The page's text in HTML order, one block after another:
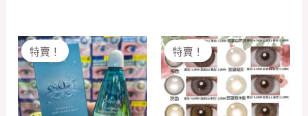
特賣！
Original
price
was:
$35.00.
Current
price
is:
$30.00.
特賣！
Original
price
was:
$200.00.
Current
price
is:
$168.00.